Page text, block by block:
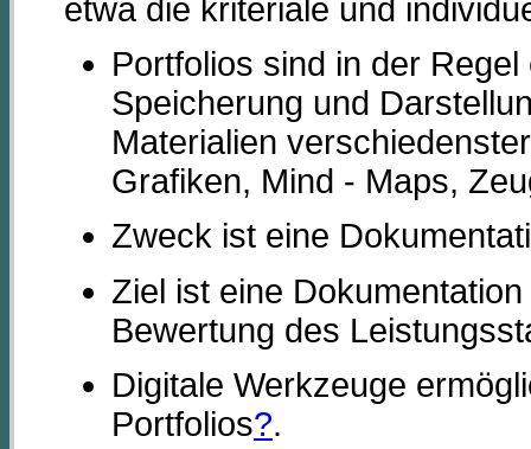
etwa die kriteriale und
Portfolios sind in der
Speicherung und
Materialien
Grafiken, Mind - Maps,
Zweck ist eine
Ziel ist eine
Bewertung des
Digitale Werkzeuge
Portfolios?.